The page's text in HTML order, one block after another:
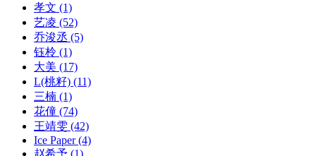
孝文 (1)
艺凌 (52)
乔浚丞 (5)
钰柃 (1)
大美 (17)
L(桃籽) (11)
三楠 (1)
花僮 (74)
王靖雯 (42)
Ice Paper(4)
赵希予 (1)